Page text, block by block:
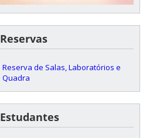
Reservas
Reserva de Salas, Laboratórios e
Quadra
Estudantes